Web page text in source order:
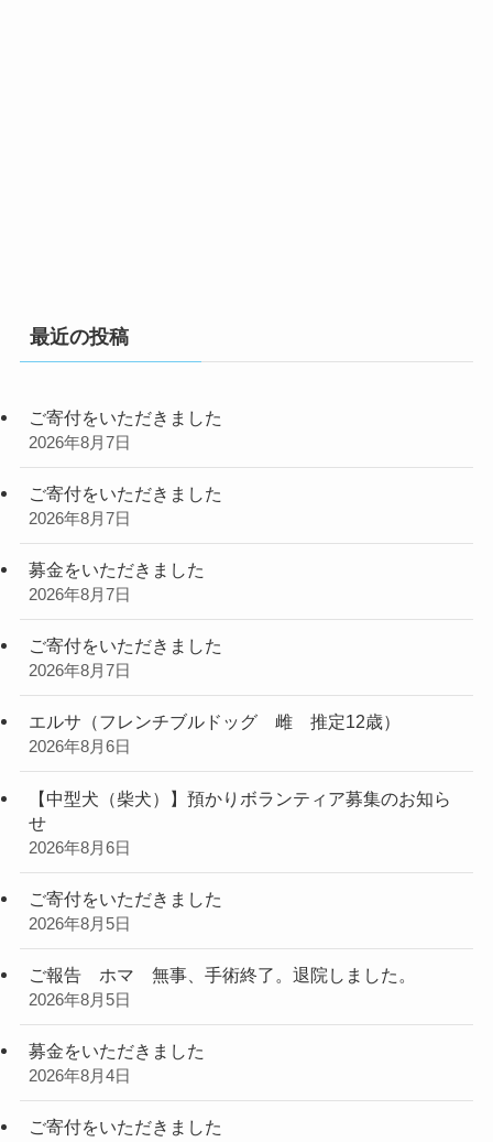
最近の投稿
ご寄付をいただきました
2026年8月7日
ご寄付をいただきました
2026年8月7日
募金をいただきました
2026年8月7日
ご寄付をいただきました
2026年8月7日
エルサ（フレンチブルドッグ 雌 推定12歳）
2026年8月6日
【中型犬（柴犬）】預かりボランティア募集のお知ら
せ
2026年8月6日
ご寄付をいただきました
2026年8月5日
ご報告 ホマ 無事、手術終了。退院しました。
2026年8月5日
募金をいただきました
2026年8月4日
ご寄付をいただきました